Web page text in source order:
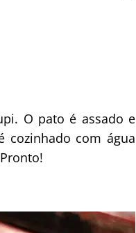
O pato é assado e
cozinhado com água